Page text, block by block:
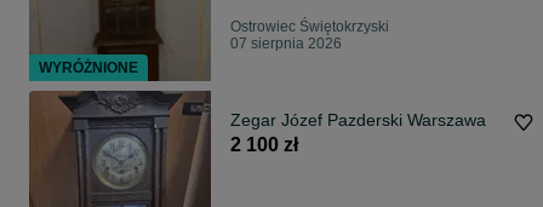
Ostrowiec Świętokrzyski
07 sierpnia 2026
Zegar Józef Pazderski Warszawa
2 100 zł
WYRÓŻNIONE